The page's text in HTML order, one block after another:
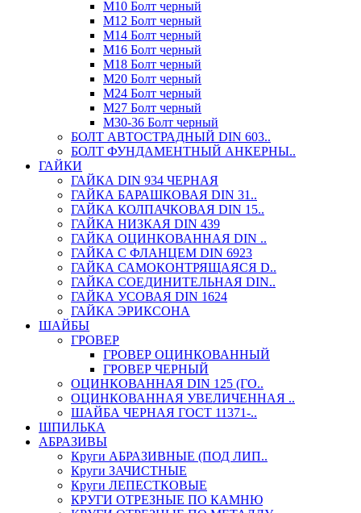
М10 Болт черный
М12 Болт черный
М14 Болт черный
М16 Болт черный
М18 Болт черный
М20 Болт черный
М24 Болт черный
М27 Болт черный
М30-36 Болт черный
БОЛТ АВТОСТРАДНЫЙ DIN 603..
БОЛТ ФУНДАМЕНТНЫЙ АНКЕРНЫ..
ГАЙКИ
ГАЙКА DIN 934 ЧЕРНАЯ
ГАЙКА БАРАШКОВАЯ DIN 31..
ГАЙКА КОЛПАЧКОВАЯ DIN 15..
ГАЙКА НИЗКАЯ DIN 439
ГАЙКА ОЦИНКОВАННАЯ DIN ..
ГАЙКА С ФЛАНЦЕМ DIN 6923
ГАЙКА САМОКОНТРЯЩАЯСЯ D..
ГАЙКА СОЕДИНИТЕЛЬНАЯ DIN..
ГАЙКА УСОВАЯ DIN 1624
ГАЙКА ЭРИКСОНА
ШАЙБЫ
ГРОВЕР
ГРОВЕР ОЦИНКОВАННЫЙ
ГРОВЕР ЧЕРНЫЙ
ОЦИНКОВАННАЯ DIN 125 (ГО..
ОЦИНКОВАННАЯ УВЕЛИЧЕННАЯ ..
ШАЙБА ЧЕРНАЯ ГОСТ 11371-..
ШПИЛЬКА
АБРАЗИВЫ
Круги АБРАЗИВНЫЕ (ПОД ЛИП..
Круги ЗАЧИСТНЫЕ
Круги ЛЕПЕСТКОВЫЕ
КРУГИ ОТРЕЗНЫЕ ПО КАМНЮ